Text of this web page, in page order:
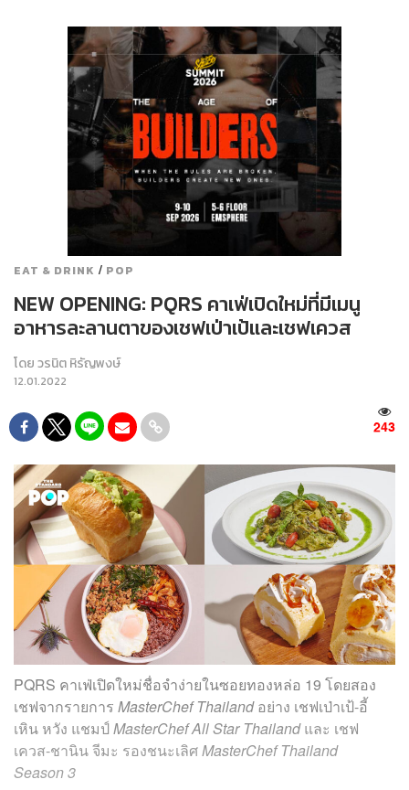
EAT & DRINK / POP
NEW OPENING: PQRS คาเฟ่เปิดใหม่ที่มีเมนู
อาหารละลานตาของเชฟเป่าเป้และเชฟเควส
โดยวรนิต หิรัญพงษ์
12.01.2022
243
PQRS คาเฟ่เปิดใหม่ชื่อจำง่ายในซอยทองหล่อ 19 โดยสอง
เชฟจากรายการ MasterChef Thailandอย่าง เชฟเป่าเป้-อี้
เหิน หวัง แชมป์ MasterChef All Star Thailandและ เชฟ
เควส-ชานิน จีมะ รองชนะเลิศMasterChef Thailand
Season 3